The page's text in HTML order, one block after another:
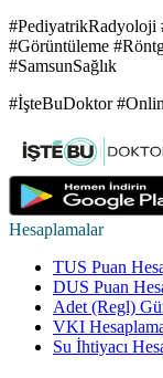
#PediyatrikRadyoloji
#Görüntüleme
#SamsunSağlık
#İşteBuDoktor
Hesaplamalar
TUS Puan
DUS Puan
Adet (Regl)
VKI
Su İhtiyacı